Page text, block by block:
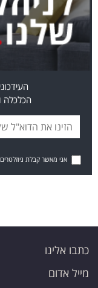
הכלכלה
אני מאשר קבלת ניוזלטרים
כתבו אלינו
מייל אדום